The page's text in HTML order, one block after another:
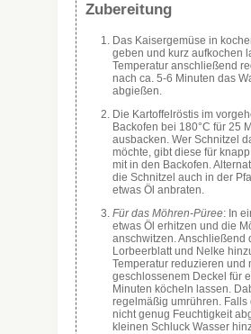
Zubereitung
Das Kaisergemüse in
geben und kurz aufkochen
Temperatur anschließend
nach ca. 5-6 Minuten das
abgießen.
Die Kartoffelröstis im
Backofen bei 180°C für 25
ausbacken. Wer Schnitzel
möchte, gibt diese für
mit in den Backofen.
die Schnitzel auch in der
etwas Öl anbraten.
Für das Möhren-Püree: In
etwas Öl erhitzen und die
anschwitzen. Anschließend
Lorbeerblatt und Nelke
Temperatur reduzieren und
geschlossenem Deckel für
Minuten köcheln lassen.
regelmäßig umrühren. Falls
nicht genug Feuchtigkeit
kleinen Schluck Wasser